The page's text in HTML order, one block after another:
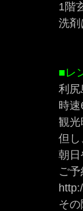
1階
洗剤
■レ
利尻
時
観光
但し
朝日
ご
そ